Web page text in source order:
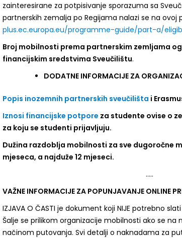
zainteresirane za potpisivanje sporazuma sa
partnerskih zemalja po Regijama nalazi se na ovoj
plus.ec.europa.eu/programme-guide/part-a/
Broj mobilnosti prema partnerskim zemljama
financijskim sredstvima Sveučilištu.
DODATNE INFORMACIJE ZA
Popis inozemnih partnerskih sveučilišta i
Iznosi financijske potpore za studente ovise o
za koju se studenti prijavljuju.
Dužina razdoblja mobilnosti za sve dugoročne
mjeseca, a najduže 12 mjeseci.
…..
VAŽNE INFORMACIJE ZA POPUNJAVANJE ONLINE
IZJAVA O ČASTI je dokument koji NIJE potrebno
Šalje se prilikom organizacije mobilnosti ako se
načinom putovanja. Svi detalji o naknadama za